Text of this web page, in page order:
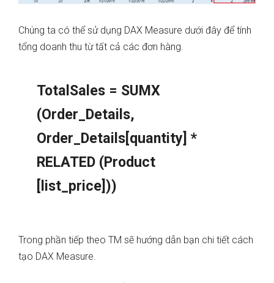
Chúng ta có thể sử dụng DAX Measure dưới đây để tính
tổng doanh thu từ tất cả các đơn hàng.
TotalSales = SUMX
(Order_Details,
Order_Details[quantity] *
RELATED (Product
[list_price]))
Trong phần tiếp theo TM sẽ hướng dẫn bạn chi tiết cách
tạo DAX Measure.